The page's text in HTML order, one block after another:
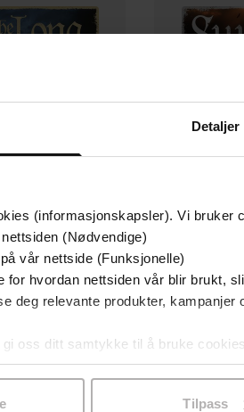
Detaljer
(informasjonskapsler). Vi bruker
(Nødvendige)
vår nettside (Funksjonelle)
for hvordan nettsiden vår blir brukt,
deg relevante produkter, kampanjer
oss ditt samtykke til å bruke
ved å klikke på «Tilpass». Du
Tilpass
154,-
Long Sword
Cameron
Sword